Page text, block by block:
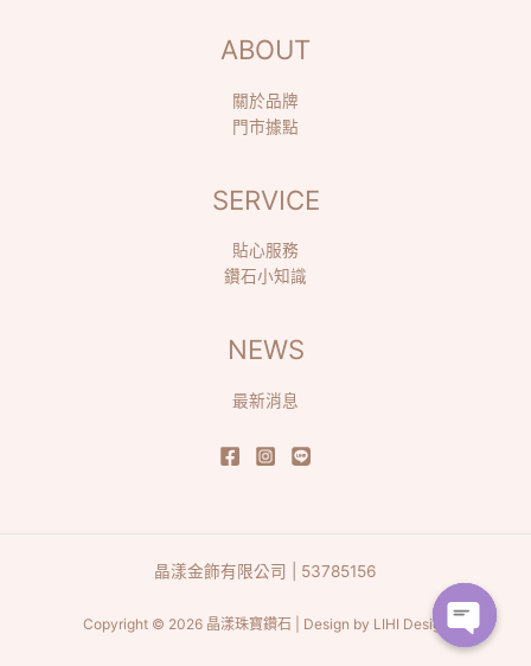
ABOUT
關於品牌
門市據點
SERVICE
貼心服務
鑽石小知識
NEWS
最新消息
晶漾金飾有限公司 | 53785156
Copyright © 2026 晶漾珠寶鑽石 | Design by LIHI Design
Open